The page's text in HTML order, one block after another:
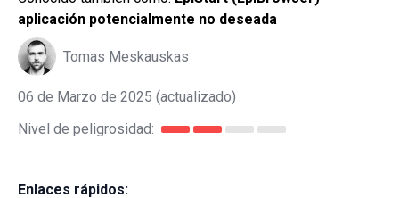
aplicación potencialmente no deseada
Tomas Meskauskas
06 de Marzo de 2025 (actualizado)
Nivel de peligrosidad:
Enlaces rápidos: